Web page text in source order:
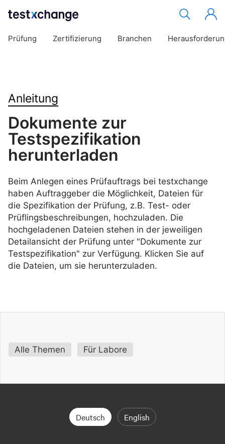
Prüfung Zertifizierung Branchen
Anleitung
Dokumente zur
Testspezifikation
herunterladen
Beim Anlegen eines Prüfauftrags bei testxchange
haben Auftraggeber die Möglichkeit, Dateien für
die Spezifikation der Prüfung, z.B. Test- oder
Prüflingsbeschreibungen, hochzuladen. Die
hochgeladenen Dateien stehen in der jeweiligen
Detailansicht der Prüfung unter "Dokumente zur
Testspezifikation" zur Verfügung. Klicken Sie auf
die Dateien, um sie herunterzuladen.
Alle Themen Für Labore
Deutsch English